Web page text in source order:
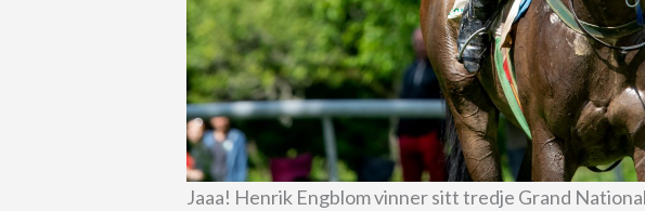
Jaaa! Henrik Engblom vinner sitt tredje Grand